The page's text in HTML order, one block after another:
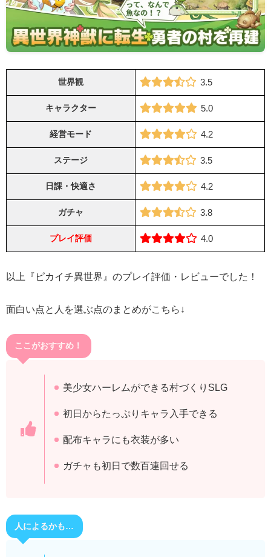
世界観 3.5
キャラクター 5.0
経営モード 4.2
ステージ 3.5
日課・快適さ 4.2
ガチャ 3.8
プレイ評価 4.0
以上『ピカイチ異世界』のプレイ評価・レビューでした！
面白い点と人を選ぶ点のまとめがこちら↓
ここがおすすめ！
美少女ハーレムができる村づくりSLG
初日からたっぷりキャラ入手できる
配布キャラにも衣装が多い
ガチャも初日で数百連回せる
人によるかも…